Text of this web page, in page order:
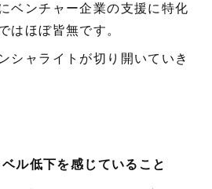
ベンチャー企業の支援に特化
はほぼ皆無です。
シャライトが切り開いていき
ル低下を感じていること